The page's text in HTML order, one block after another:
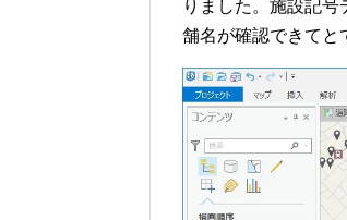
りました。施設記
舗名が確認できてと